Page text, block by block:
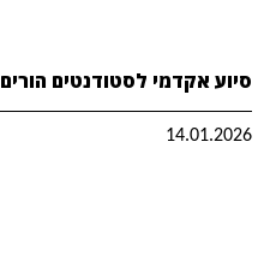
סיוע אקדמי לסטודנטים הורים
14.01.2026